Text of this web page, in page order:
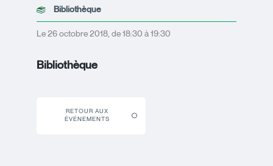
Bibliothèque
Le 26 octobre 2018, de 18:30 à 19:30
Bibliothèque
RETOUR AUX
ÉVÉNEMENTS